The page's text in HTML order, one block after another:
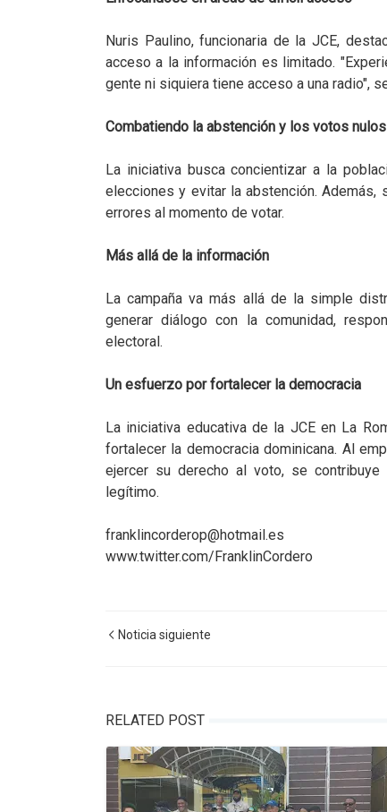
Nuris Paulino, funcionaria de la JCE,
acceso a la información es limitado.
gente ni siquiera tiene acceso a una radio",
Combatiendo la abstención y los votos nulos
La iniciativa busca concientizar a la
elecciones y evitar la abstención.
errores al momento de votar.
Más allá de la información
La campaña va más allá de la simple
generar diálogo con la comunidad,
electoral.
Un esfuerzo por fortalecer la democracia
La iniciativa educativa de la JCE en La
fortalecer la democracia dominicana. Al
ejercer su derecho al voto, se
legítimo.
franklincorderop@hotmail.es
www.twitter.com/FranklinCordero
Noticia siguiente
RELATED POST